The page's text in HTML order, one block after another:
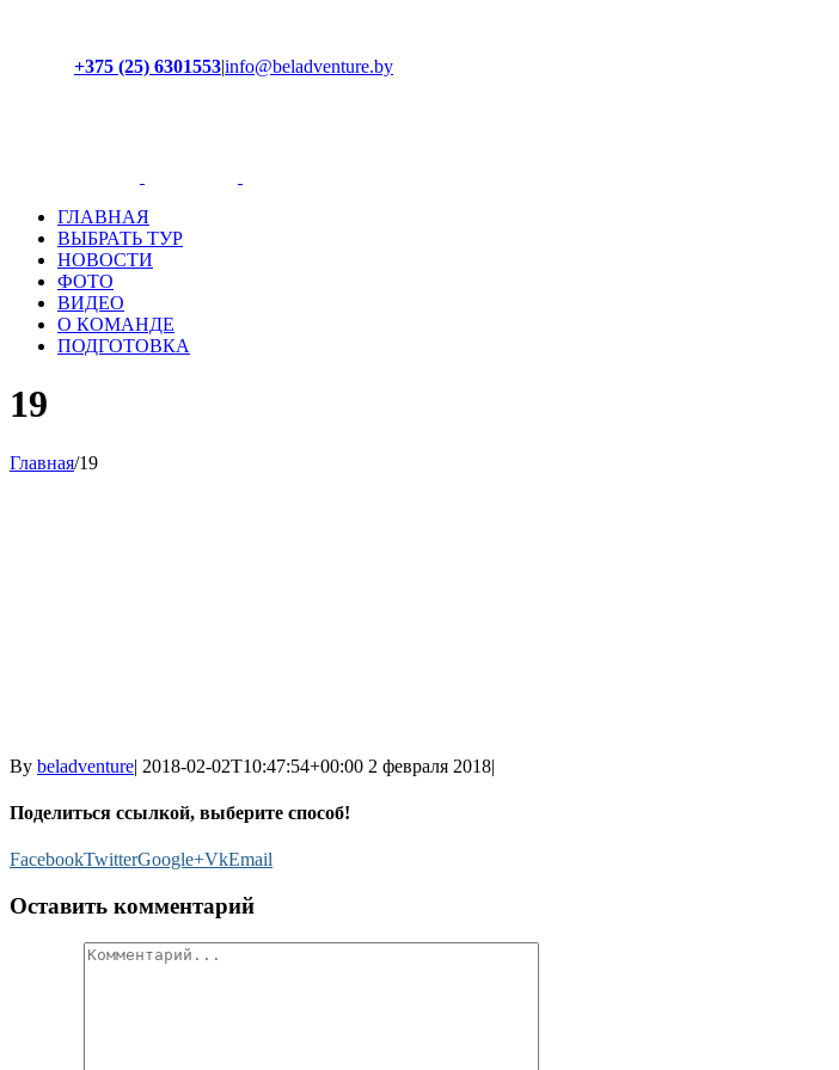
+375 (25) 6301553|info@beladventure.by
ГЛАВНАЯ
ВЫБРАТЬ ТУР
НОВОСТИ
ФОТО
ВИДЕО
О КОМАНДЕ
ПОДГОТОВКА
19
Главная/19
By beladventure| 2018-02-02T10:47:54+00:00 2 февраля 2018|
Поделиться ссылкой, выберите способ!
FacebookTwitterGoogle+VkEmail
Оставить комментарий